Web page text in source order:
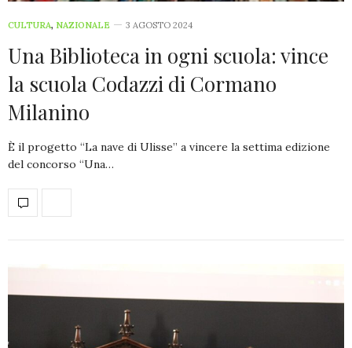
CULTURA, NAZIONALE 3 AGOSTO 2024
Una Biblioteca in ogni scuola: vince
la scuola Codazzi di Cormano
Milanino
È il progetto “La nave di Ulisse” a vincere la settima edizione
del concorso “Una…